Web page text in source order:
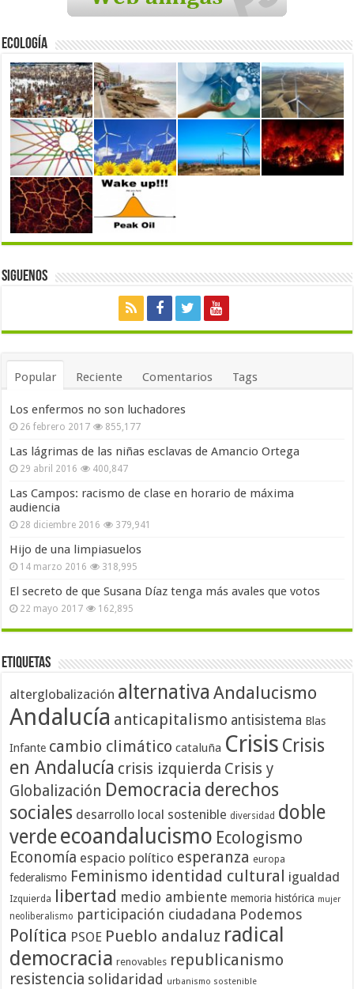
Ecología
Siguenos
Popular Reciente Comentarios Tags
Los enfermos no son luchadores
26 febrero 2017 855,177
Las lágrimas de las niñas esclavas de Amancio Ortega
29 abril 2016 400,847
Las Campos: racismo de clase en horario de máxima
audiencia
28 diciembre 2016 379,941
Hijo de una limpiasuelos
14 marzo 2016 318,995
El secreto de que Susana Díaz tenga más avales que votos
22 mayo 2017 162,895
Etiquetas
alterglobalización alternativa Andalucismo
Andalucía anticapitalismo antisistema Blas
Infante cambio climático cataluña Crisis Crisis
en Andalucía crisis izquierda Crisis y
Globalización Democracia derechos
sociales desarrollo local sostenible diversidad doble
verdeecoandalucismo Ecologismo
Economía espacio político esperanza europa
federalismo Feminismo identidad cultural igualdad
Izquierda libertad medio ambiente memoria histórica mujer
neoliberalismo participación ciudadana Podemos
Política PSOE Pueblo andaluz radical
democracia renovables republicanismo
resistencia solidaridad urbanismo sostenible